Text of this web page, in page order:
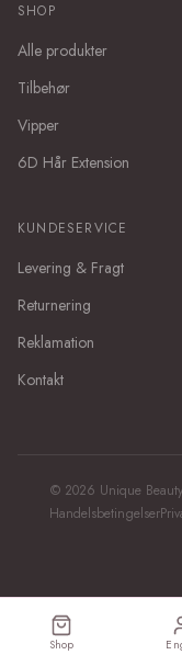
SHOP
Alle produkter
Tilbehør
Vipper
6D Hår Extension
KUNDESERVICE
Levering & Fragt
Returnering
Reklamation
Kontakt
© 2026 Unique
Handelsbetingelser
Shop